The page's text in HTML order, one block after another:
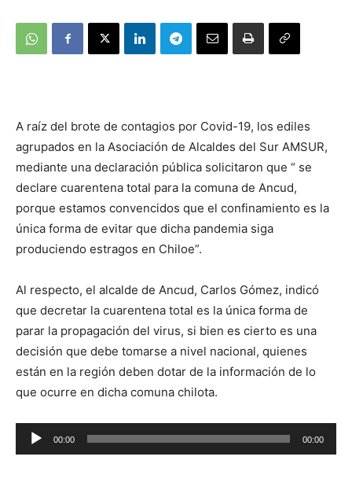
A raíz del brote de contagios por Covid-19, los ediles
agrupados en la Asociación de Alcaldes del Sur AMSUR,
mediante una declaración pública solicitaron que “ se
declare cuarentena total para la comuna de Ancud,
porque estamos convencidos que el confinamiento es la
única forma de evitar que dicha pandemia siga
produciendo estragos en Chiloe”.
Al respecto, el alcalde de Ancud, Carlos Gómez, indicó
que decretar la cuarentena total es la única forma de
parar la propagación del virus, si bien es cierto es una
decisión que debe tomarse a nivel nacional, quienes
están en la región deben dotar de la información de lo
que ocurre en dicha comuna chilota.
Reproductor
de
00:00 00:00